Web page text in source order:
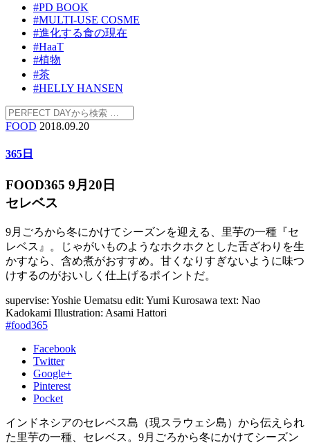
#PD BOOK
#MULTI-USE COSME
#進化する食の現在
#HaaT
#植物
#茶
#HELLY HANSEN
FOOD 2018.09.20
365日
FOOD365 9月20日
セレベス
9月ごろから冬にかけてシーズンを迎える、里芋の一種『セ
レベス』。じゃがいものようなホクホクとした舌ざわりを生
かすなら、含め煮がおすすめ。甘くなりすぎないように味つ
けするのがおいしく仕上げるポイントだ。
supervise: Yoshie Uematsu edit: Yumi Kurosawa text: Nao
Kadokami Illustration: Asami Hattori
#food365
Facebook
Twitter
Google+
Pinterest
Pocket
インドネシアのセレベス島（現スラウェシ島）から伝えられ
た里芋の一種、セレベス。9月ごろから冬にかけてシーズン